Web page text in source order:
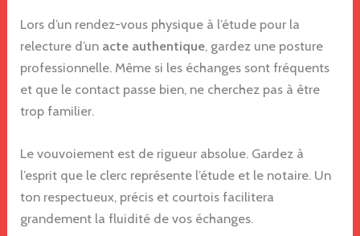
Lors d’un rendez-vous physique à l’étude pour la
relecture d’un acte authentique, gardez une posture
professionnelle. Même si les échanges sont fréquents
et que le contact passe bien, ne cherchez pas à être
trop familier.
Le vouvoiement est de rigueur absolue. Gardez à
l’esprit que le clerc représente l’étude et le notaire. Un
ton respectueux, précis et courtois facilitera
grandement la fluidité de vos échanges.